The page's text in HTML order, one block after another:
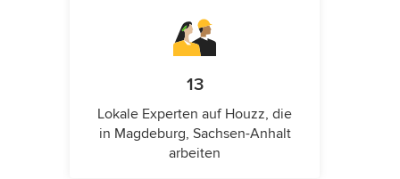
13
Lokale Experten auf Houzz, die
in Magdeburg, Sachsen-Anhalt
arbeiten